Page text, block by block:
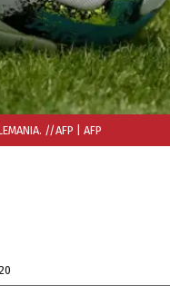
//AFP | AFP